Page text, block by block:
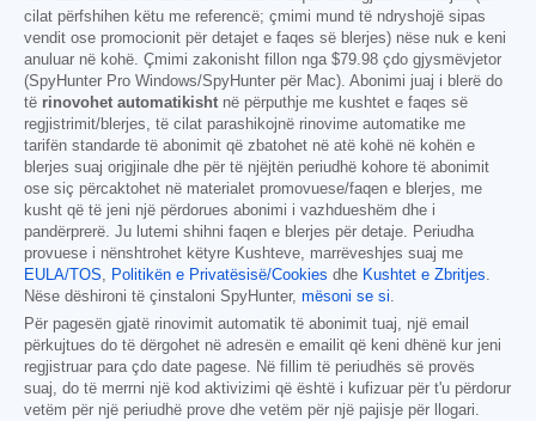
cilat përfshihen këtu me referencë; çmimi mund të ndryshojë sipas
vendit ose promocionit për detajet e faqes së blerjes) nëse nuk e keni
anuluar në kohë. Çmimi zakonisht fillon nga $79.98 çdo gjysmëvjetor
(SpyHunter Pro Windows/SpyHunter për Mac). Abonimi juaj i blerë do
të rinovohet automatikisht në përputhje me kushtet e faqes së
regjistrimit/blerjes, të cilat parashikojnë rinovime automatike me
tarifën standarde të abonimit që zbatohet në atë kohë në kohën e
blerjes suaj origjinale dhe për të njëjtën periudhë kohore të abonimit
ose siç përcaktohet në materialet promovuese/faqen e blerjes, me
kusht që të jeni një përdorues abonimi i vazhdueshëm dhe i
pandërprerë. Ju lutemi shihni faqen e blerjes për detaje. Periudha
provuese i nënshtrohet këtyre Kushteve, marrëveshjes suaj me
EULA/TOS, Politikën e Privatësisë/Cookies dhe Kushtet e Zbritjes.
Nëse dëshironi të çinstaloni SpyHunter, mësoni se si.
Për pagesën gjatë rinovimit automatik të abonimit tuaj, një email
përkujtues do të dërgohet në adresën e emailit që keni dhënë kur jeni
regjistruar para çdo date pagese. Në fillim të periudhës së provës
suaj, do të merrni një kod aktivizimi që është i kufizuar për t'u përdorur
vetëm për një periudhë prove dhe vetëm për një pajisje për llogari.